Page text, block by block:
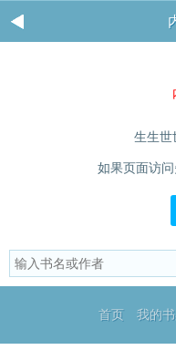
生生世
如果页面访问
首页 我的